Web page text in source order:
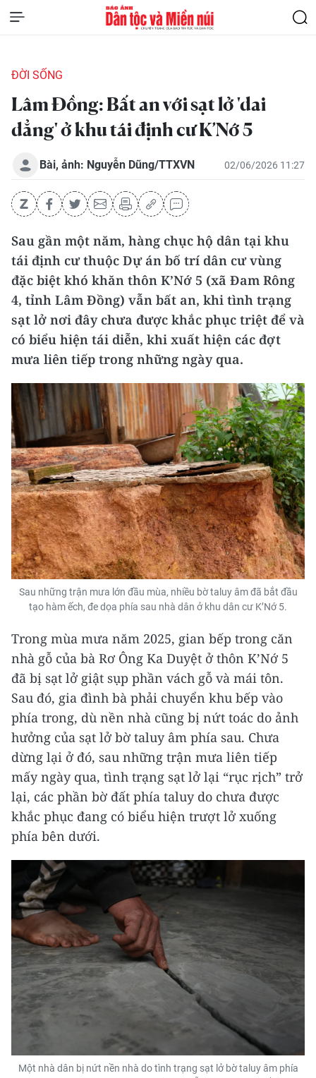
ĐỜI SỐNG
Lâm Đồng: Bất an với sạt lở 'dai
dẳng' ở khu tái định cư K’Nớ 5
Bài, ảnh: Nguyễn Dũng/TTXVN 02/06/2026 11:27
Sau gần một năm, hàng chục hộ dân tại khu
tái định cư thuộc Dự án bố trí dân cư vùng
đặc biệt khó khăn thôn K’Nớ 5 (xã Đam Rông
4, tỉnh Lâm Đồng) vẫn bất an, khi tình trạng
sạt lở nơi đây chưa được khắc phục triệt để và
có biểu hiện tái diễn, khi xuất hiện các đợt
mưa liên tiếp trong những ngày qua.
Sau những trận mưa lớn đầu mùa, nhiều bờ taluy âm đã bắt đầu
tạo hàm ếch, đe dọa phía sau nhà dân ở khu dân cư K’Nớ 5.
Trong mùa mưa năm 2025, gian bếp trong căn
nhà gỗ của bà Rơ Ông Ka Duyệt ở thôn K’Nớ 5
đã bị sạt lở giật sụp phần vách gỗ và mái tôn.
Sau đó, gia đình bà phải chuyển khu bếp vào
phía trong, dù nền nhà cũng bị nứt toác do ảnh
hưởng của sạt lở bờ taluy âm phía sau. Chưa
dừng lại ở đó, sau những trận mưa liên tiếp
mấy ngày qua, tình trạng sạt lở lại “rục rịch” trở
lại, các phần bờ đất phía taluy do chưa được
khắc phục đang có biểu hiện trượt lở xuống
phía bên dưới.
Một nhà dân bị nứt nền nhà do tình trạng sạt lở bờ taluy âm phía